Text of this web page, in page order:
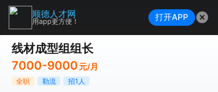
线材成型组组长
7000-9000 元/月
全职 勒流
招1人
顺德人才网
用app更方便！ 打开APP